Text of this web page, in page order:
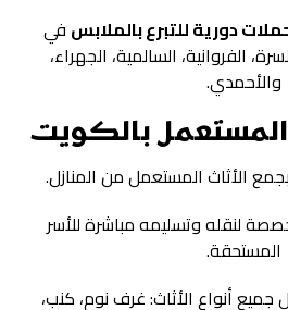
دورية للتبرع بالملابس في
الفروانية، السالمية، الجهراء،
والأحمدي.
الأثاث المستعمل من المنازل.
لنقله وتسليمه مباشرة للأسر
المستحقة.
أنواع الأثاث: غرف نوم، كنب،